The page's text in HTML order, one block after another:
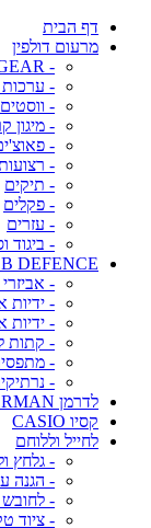
דף הבית
מרעום דולפין
- THE INNOVATIVE 2025 GEAR
- ערכות
-
- מיגון
-
-
- תיקים
- פקלים
- עזרים
- ביגוד
DEFENCE
-
- ידיות
- ידיות
- קתות
-
-
לדרמן LEATHERMAN
קסיו CASIO
לחייל וללוחם
- גלחץ
- הגנה
- לחובש
- ציוד